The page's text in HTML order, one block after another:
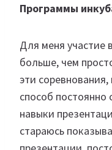
Программы
Для меня
больше, чем
эти
способ постоянно
навыки
стараюсь